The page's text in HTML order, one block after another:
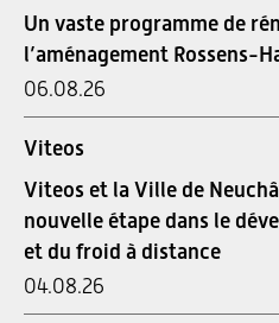
Un vaste programme de
l’aménagement Rossens-
06.08.26
Viteos
Viteos et la Ville de
nouvelle étape dans le
et du froid à distance
04.08.26